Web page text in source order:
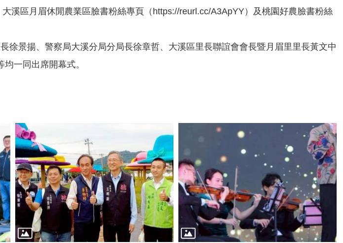
溪區月眉休閒農業區臉書粉絲專頁（https://reurl.cc/A3ApYY）及桃園好農臉書粉絲
景揚、警察局大溪分局分局長徐章哲、大溪區里長聯誼會會長暨月眉里里長黃文中
一同出席開幕式。